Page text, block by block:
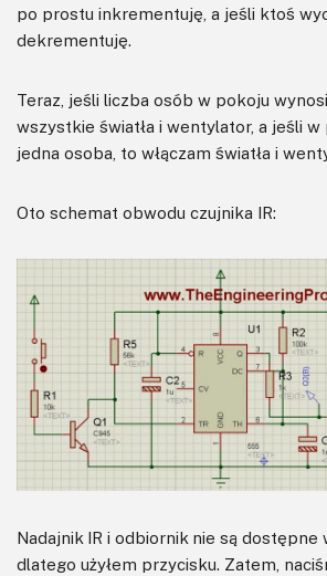
po prostu inkrementuję, a jeśli ktoś
dekrementuję.
Teraz, jeśli liczba osób w pokoju
wszystkie światła i wentylator, a jeśli
jedna osoba, to włączam światła i
Oto schemat obwodu czujnika IR:
Nadajnik IR i odbiornik nie są dostępne
dlatego użyłem przycisku. Zatem,